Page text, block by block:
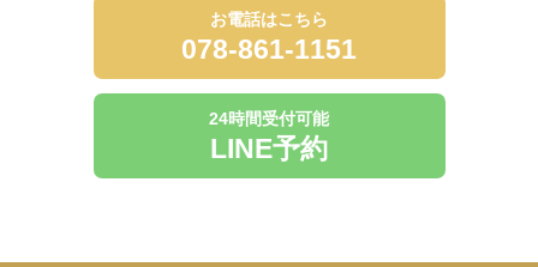
お電話はこちら
078-861-1151
24時間受付可能
LINE予約